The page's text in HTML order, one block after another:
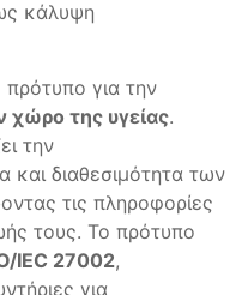
κάλυψη
πρότυπο για την
της υγείας.
την
και διαθεσιμότητα των
τις πληροφορίες
τους. Το πρότυπο
IEC 27002,
για